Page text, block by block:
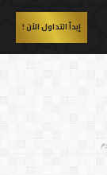
إبدأ التداول الآن !